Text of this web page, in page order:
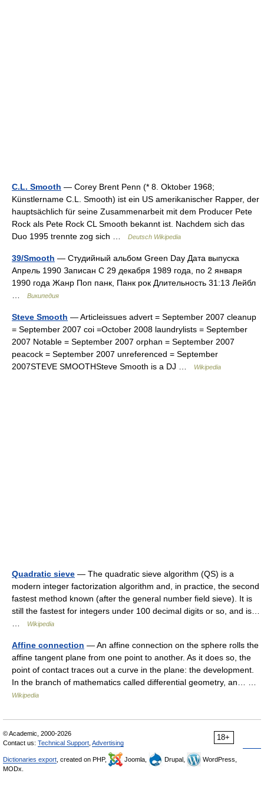
C.L. Smooth — Corey Brent Penn (* 8. Oktober 1968;
Künstlername C.L. Smooth) ist ein US amerikanischer Rapper, der
hauptsächlich für seine Zusammenarbeit mit dem Producer Pete
Rock als Pete Rock CL Smooth bekannt ist. Nachdem sich das
Duo 1995 trennte zog sich …
Deutsch Wikipedia
39/Smooth — Студийный альбом Green Day Дата выпуска
Апрель 1990 Записан С 29 декабря 1989 года, по 2 января
1990 года Жанр Поп панк, Панк рок Длительность 31:13 Лейбл
Википедия
Steve Smooth — Articleissues advert = September 2007 cleanup
= September 2007 coi =October 2008 laundrylists = September
2007 Notable = September 2007 orphan = September 2007
peacock = September 2007 unreferenced = September
2007STEVE SMOOTHSteve Smooth is a DJ …
Wikipedia
Quadratic sieve — The quadratic sieve algorithm (QS) is a
modern integer factorization algorithm and, in practice, the second
fastest method known (after the general number field sieve). It is
still the fastest for integers under 100 decimal digits or so, and is…
Wikipedia
Affine connection — An affine connection on the sphere rolls the
affine tangent plane from one point to another. As it does so, the
point of contact traces out a curve in the plane: the development.
In the branch of mathematics called differential geometry, an… …
Wikipedia
18+
© Academic, 2000-2026
Contact us: Technical Support Advertising
Dictionaries export , created on PHP, Joomla, Drupal,
WordPress,
MODx.